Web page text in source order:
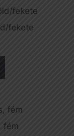
fekete
fém